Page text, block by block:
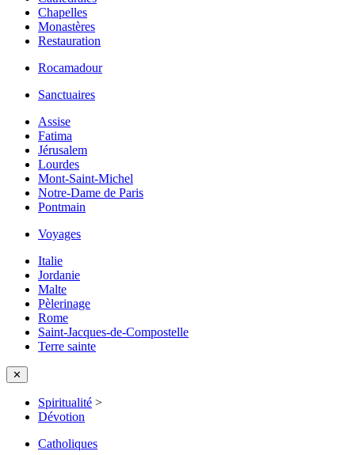
Chapelles
Monastères
Restauration
Rocamadour
Sanctuaires
Assise
Fatima
Jérusalem
Lourdes
Mont-Saint-Michel
Notre-Dame de Paris
Pontmain
Voyages
Italie
Jordanie
Malte
Pèlerinage
Rome
Saint-Jacques-de-Compostelle
Terre sainte
✕
Spiritualité >
Dévotion
Catholiques